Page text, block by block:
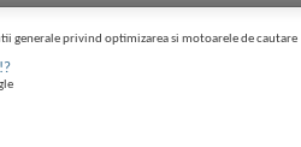
generale privind optimizarea si motoarele de cautare